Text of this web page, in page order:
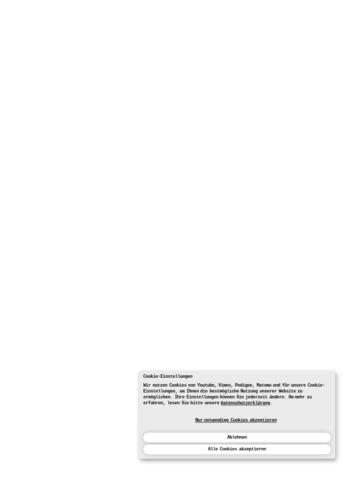
Cookie-Einstellungen
Wir nutzen Cookies von Youtube, Vimeo, Podigee, Matomo und für unsere Cookie-
Einstellungen, um Ihnen die bestmögliche Nutzung unserer Website zu
ermöglichen. Ihre Einstellungen können Sie jederzeit ändern. Um mehr zu
erfahren, lesen Sie bitte unsereDatenschutzerklärung.
Nur notwendige Cookies akzeptieren
Ablehnen
Alle Cookies akzeptieren